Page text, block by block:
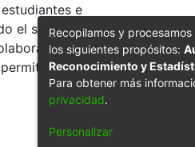
e
el su uso y
en el
la consulta
Recopilamos y
los siguientes propósitos:
Reconocimiento y
Para obtener más
privacidad.
Personalizar